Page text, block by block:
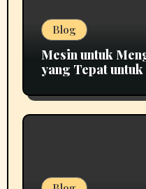
Blog
Mesin untuk
yang Tepat